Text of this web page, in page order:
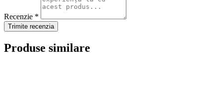
Recenzie *
Trimite recenzia
Produse similare